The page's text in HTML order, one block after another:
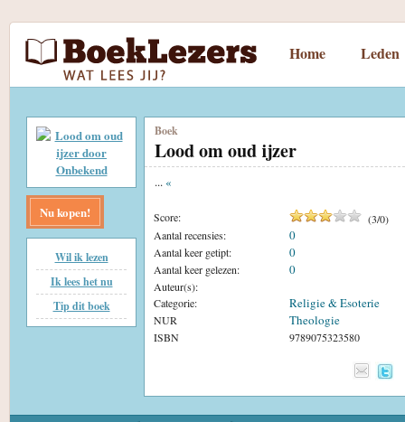
Home Leden
Nu kopen!
Wil ik lezen
Ik lees het nu
Tip dit boek
Boek
Lood om oud ijzer
... «
Score: (3/0)
Aantal recensies:
0
Aantal keer getipt: 0
Aantal keer gelezen: 0
Auteur(s):
Categorie:
Religie & Esoterie
NUR Theologie
ISBN 9789075323580